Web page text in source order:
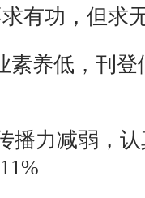
功，但求
养低，刊登
力减弱，认